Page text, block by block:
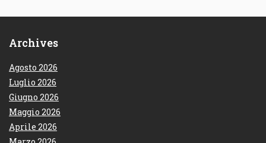
Archives
Agosto 2026
Luglio 2026
Giugno 2026
Maggio 2026
Aprile 2026